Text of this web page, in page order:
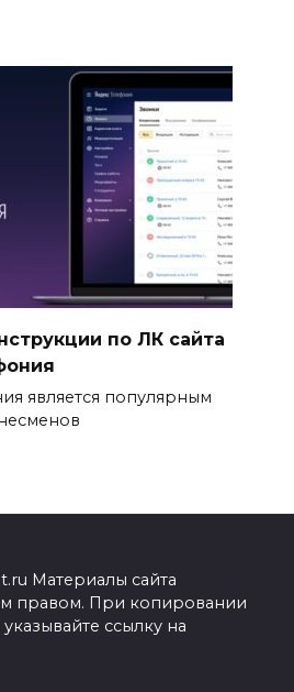
по ЛК сайта
является популярным
Материалы сайта
правом. При копировании
ссылку на